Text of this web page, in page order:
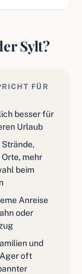
Sylt?
FÜR
besser für
Urlaub
Strände,
Orte, mehr
beim
Anreise
oder
und
oft